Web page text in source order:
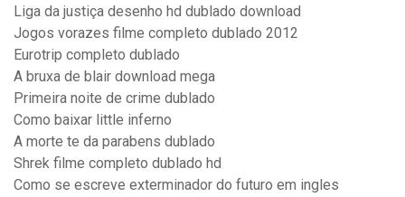
Liga da justiça desenho hd dublado download
Jogos vorazes filme completo dublado 2012
Eurotrip completo dublado
A bruxa de blair download mega
Primeira noite de crime dublado
Como baixar little inferno
A morte te da parabens dublado
Shrek filme completo dublado hd
Como se escreve exterminador do futuro em ingles